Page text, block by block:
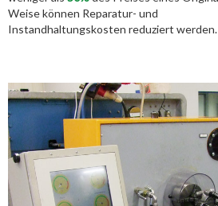
Weise können Reparatur- und
Instandhaltungskosten reduziert werden.